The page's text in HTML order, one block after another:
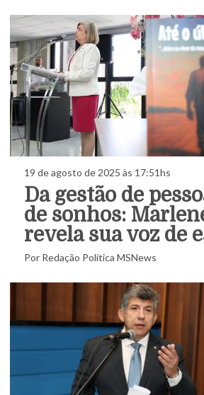
19 de agosto de 2025 às 17:51hs
Da gestão de
de sonhos:
revela sua voz de
Por Redação Política MSNews